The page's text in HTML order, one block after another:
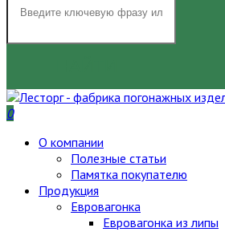
0
О компании
Полезные статьи
Памятка покупателю
Продукция
Евровагонка
Евровагонка из липы